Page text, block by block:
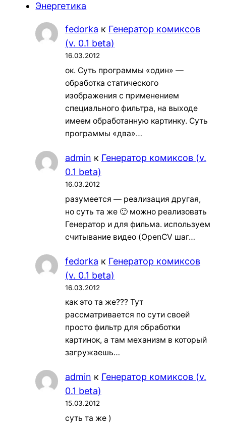
Энергетика
fedorka к Генератор комиксов
(v. 0.1 beta)
16.03.2012
ок. Суть программы «один» —
обработка статического
изображения с применением
специального фильтра, на выходе
имеем обработанную картинку. Суть
программы «два»…
admin к Генератор комиксов (v.
0.1 beta)
16.03.2012
разумеется — реализация другая,
но суть та же 🙂 можно реализовать
Генератор и для фильма. используем
считывание видео (OpenCV шаг…
fedorka к Генератор комиксов
(v. 0.1 beta)
16.03.2012
как это та же??? Тут
рассматривается по сути своей
просто фильтр для обработки
картинок, а там механизм в который
загружаешь…
admin к Генератор комиксов (v.
0.1 beta)
15.03.2012
суть та же )